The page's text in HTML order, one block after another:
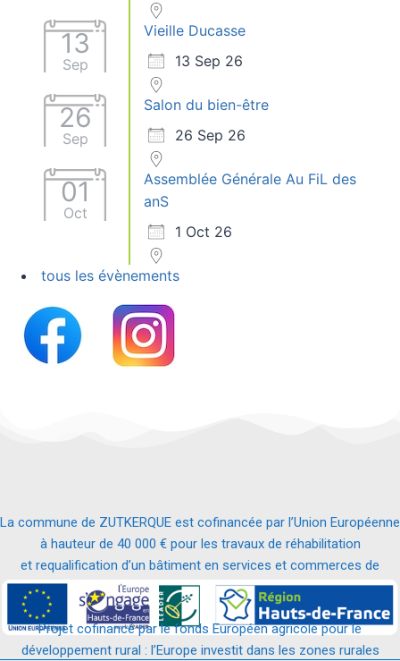
13
Sep
Vieille Ducasse
13 Sep 26
26
Sep
Salon du bien-être
26 Sep 26
01
Oct
Assemblée Générale Au FiL des
anS
1 Oct 26
tous les évènements
La commune de ZUTKERQUE est cofinancée par l’Union Européenne
à hauteur de 40 000 € pour les travaux de réhabilitation
et requalification d’un bâtiment en services et commerces de
proximité.
Projet cofinancé par le fonds Européen agricole pour le
développement rural : l’Europe investit dans les zones rurales